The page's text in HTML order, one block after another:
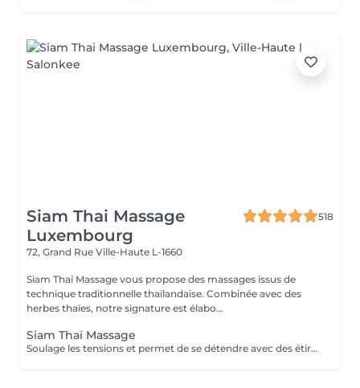
Siam Thai Massage
Luxembourg
518
72, Grand Rue Ville-Haute L-1660
Siam Thaï Massage vous propose des massages issus de
technique traditionnelle thaïlandaise. Combinée avec des
herbes thaïes, notre signature est élabo...
Siam Thaï Massage
Soulage les tensions et permet de se détendre avec des étirements délicats de votre corps pour améliorer la mobilité et la flexibilité, suivie par les techniques de massage thaï par des pressions, sans utilisation dhuile.